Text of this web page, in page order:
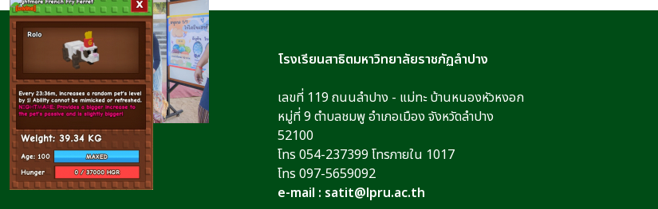
© Satit LPRU 2023
โรงเรียนสาธิตมหาวิทยาลัยราชภัฏลำปาง
เลขที่ 119 ถนนลำปาง - แม่ทะ บ้านหนองหัวหงอก
หมู่ที่ 9 ตำบลชมพู อำเภอเมือง จังหวัดลำปาง
52100
โทร 054-237399 โทรภายใน 1017
โทร 097-5659092
e-mail : satit@lpru.ac.th